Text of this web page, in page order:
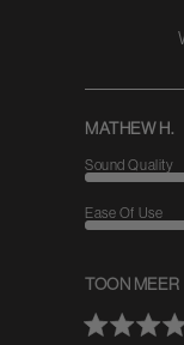
MATHEW H.
Sound Quality
Ease Of Use
TOON MEER